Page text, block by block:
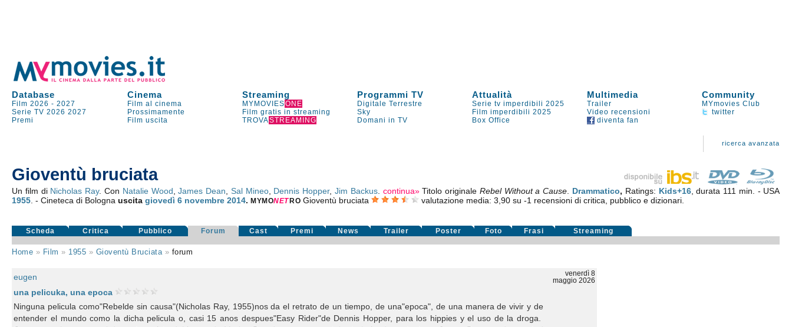
Database Cinema Streaming Programmi TV Attualità Multimedia Community
Film 2026 -2027 Film al cinema MYMOVIESONE Digitale Terrestre Serie tv imperdibili 2025 Trailer
MYmovies Club
Serie TV 2026 2027 Prossimamente Film gratis in streaming Sky Film imperdibili 2025 Video recensioni
twitter
Premi
Film uscita TROVASTREAMING Domani in TV Box Office diventa fan
ricerca avanzata
Gioventù bruciata
Un film di Nicholas Ray. Con Natalie Wood ,James Dean Sal Mineo, Dennis Hopper,Jim Backus. continua» Titolo originale Rebel Without a Cause Drammatico, Ratings: Kids+16, durata 111 min. - USA
1955 . - Cineteca di Bolognauscitagiovedì 6 novembre 2014.MYMONET RO Gioventù bruciata valutazione media: 3,90 su -1 recensioni di critica, pubblico e dizionari.
Scheda Critica Pubblico Forum Cast Premi News Trailer Poster Foto Frasi Streaming
Home » Film » 1955 » Gioventù Bruciata» forum
eugen
venerdì 8
maggio 2026
una pelicuka, una epoca
Ninguna pelicula como"Rebelde sin causa"(Nicholas Ray, 1955)nos da el retrato de un tiempo, de una"epoca", de una manera de vivir y de
entender el mundo como la dicha pelicula o, casi 15 anos despues"Easy Rider"de Dennis Hopper, para los hippies y el uso de la droga.